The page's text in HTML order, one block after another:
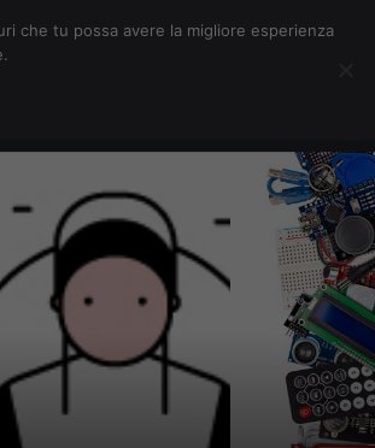
che tu possa avere la migliore esperienza